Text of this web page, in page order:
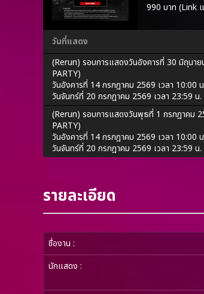
990 บาท (Link
วันที่แสดง
(Rerun) รอบการแสดงวันอังคารที่ 30 มิถุนา
PARTY)
วันอังคารที่ 14 กรกฎาคม 2569 เวลา 10:00
วันจันทร์ที่ 20 กรกฎาคม 2569 เวลา 23:59 น
(Rerun) รอบการแสดงวันพุธที่ 1 กรกฎาคม
PARTY)
วันอังคารที่ 14 กรกฎาคม 2569 เวลา 10:00
วันจันทร์ที่ 20 กรกฎาคม 2569 เวลา 23:59 น
รายละเอียด
ชื่องาน :
นักแสดง :